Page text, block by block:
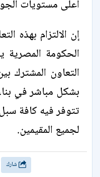
أعلى مستويات
إن الالتزام بهذه
الحكومة المصرية
التعاون المشترك
بشكل مباشر في
تتوفر فيه كافة
لجميع المقيمين.